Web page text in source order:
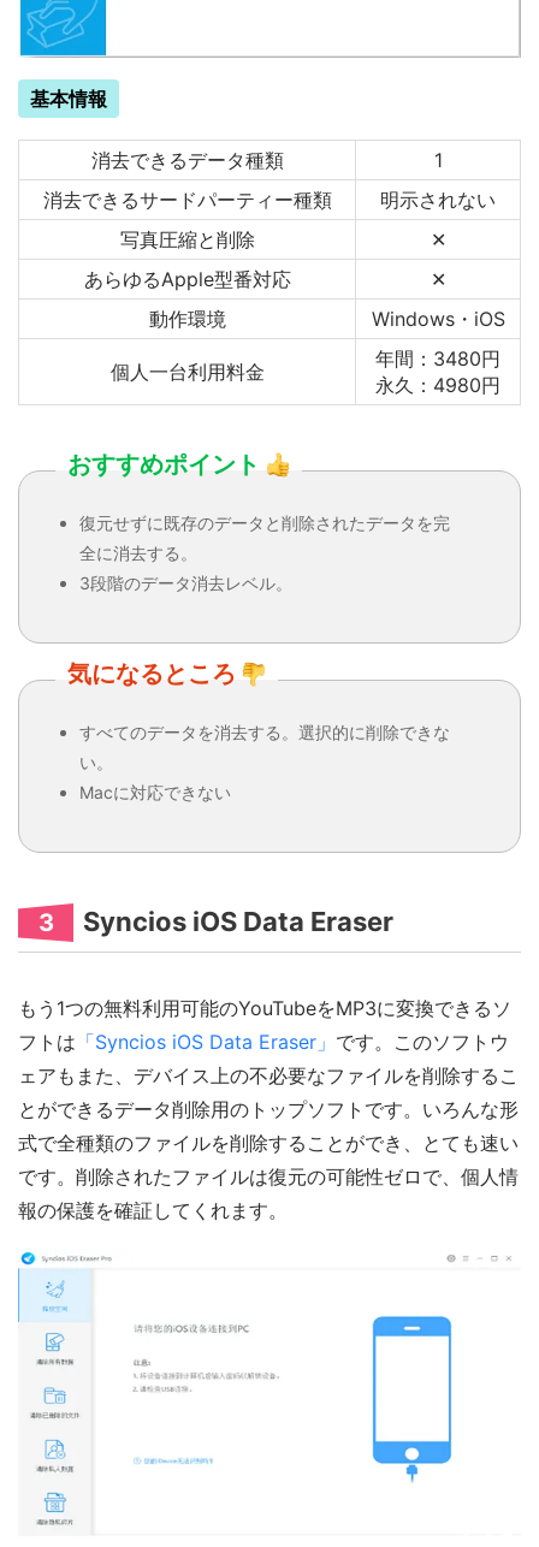
基本情報
消去できるデータ種類
1
消去できるサードパーティー種類
明示されない
写真圧縮と削除
✕
あらゆるApple型番対応
✕
動作環境
Windows・iOS
個人一台利用料金
年間：3480円
永久：4980円
おすすめポイント
復元せずに既存のデータと削除されたデータを完
全に消去する。
3段階のデータ消去レベル。
気になるところ
すべてのデータを消去する。選択的に削除できな
い。
Macに対応できない
3 Syncios iOS Data Eraser
もう1つの無料利用可能のYouTubeをMP3に変換できるソ
フトは 「Syncios iOS Data Eraser」 です。このソフトウ
ェアもまた、デバイス上の不必要なファイルを削除するこ
とができるデータ削除用のトップソフトです。いろんな形
式で全種類のファイルを削除することができ、とても速い
です。削除されたファイルは復元の可能性ゼロで、個人情
報の保護を確証してくれます。